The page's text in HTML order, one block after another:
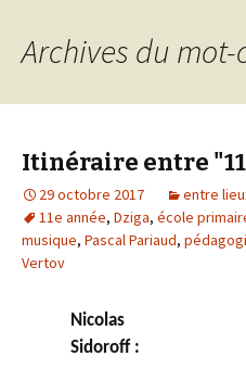
principal
Archives du mot-
Itinéraire entre
29 octobre 2017 entre
11e année, Dziga, école
musique, Pascal Pariaud,
Vertov
Nicolas
Sidoroff :